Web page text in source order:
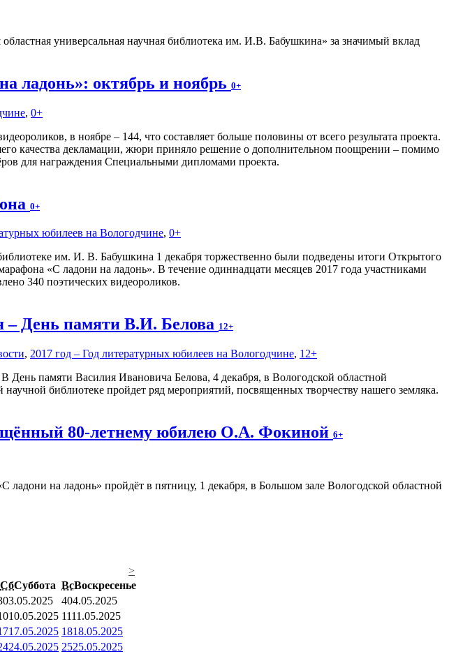
универсальная научная библиотека им. И.В. Бабушкина» за значимый вклад
ладонь»: октябрь и ноябрь 0+
, 0+
в ноябре – 144, что составляет больше половины от всего результата проекта.
качества декламации, жюри приняло решение о дополнительном поощрении – помимо
для награждения Специальными дипломами проекта.
0+
юбилеев на Вологодчине, 0+
им. И. В. Бабушкина 1 декабря торжественно были подведены итоги Открытого
«С ладони на ладонь». В течение одиннадцати месяцев 2017 года участниками
340 поэтических видеороликов.
– День памяти В.И. Белова 12+
, 2017 год – Год литературных юбилеев на Вологодчине, 12+
В День памяти Василия Ивановича Белова, 4 декабря, в Вологодской областной
научной библиотеке пройдет ряд мероприятий, посвященных творчеству нашего земляка.
80-летнему юбилею О.А. Фокиной 6+
на ладонь» пройдёт в пятницу, 1 декабря, в Большом зале Вологодской областной
>
СбСуббота ВсВоскресенье
03.05.2025 404.05.2025
10.05.2025 1111.05.2025
17.05.2025 1818.05.2025
24.05.2025 2525.05.2025